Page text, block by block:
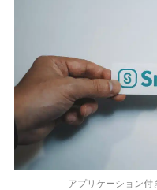
アプリケーション付